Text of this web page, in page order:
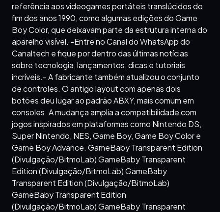
referência aos videogames portáteis translúcidos do
fim dos anos 1990, como algumas edições do Game
Boy Color, que deixavam parte da estrutura interna do
aparelho visível. -Entre no Canal do WhatsApp do
Canaltech e fique por dentro das últimas notícias
sobre tecnologia, lançamentos, dicas e tutoriais
incríveis.- A fabricante também atualizou o conjunto
de controles. O antigo layout com apenas dois
botões deu lugar ao padrão ABXY, mais comum em
consoles. A mudança amplia a compatibilidade com
jogos inspirados em plataformas como Nintendo DS,
Super Nintendo, NES, Game Boy, Game Boy Color e
Game Boy Advance. GameBaby Transparent Edition
(Divulgação/BitmoLab) GameBaby Transparent
Edition (Divulgação/BitmoLab) GameBaby
Transparent Edition (Divulgação/BitmoLab)
GameBaby Transparent Edition
(Divulgação/BitmoLab) GameBaby Transparent